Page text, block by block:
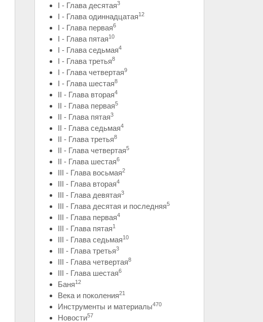
I - Глава десятая3
I - Глава одиннадцатая12
I - Глава первая6
I - Глава пятая10
I - Глава седьмая4
I - Глава третья8
I - Глава четвертая9
I - Глава шестая8
II - Глава вторая4
II - Глава первая5
II - Глава пятая3
II - Глава седьмая4
II - Глава третья8
II - Глава четвертая5
II - Глава шестая6
III - Глава восьмая2
III - Глава вторая4
III - Глава девятая3
III - Глава десятая и последняя5
III - Глава первая4
III - Глава пятая1
III - Глава седьмая10
III - Глава третья3
III - Глава четвертая8
III - Глава шестая6
Баня12
Века и поколения21
Инструменты и материалы470
Новости57